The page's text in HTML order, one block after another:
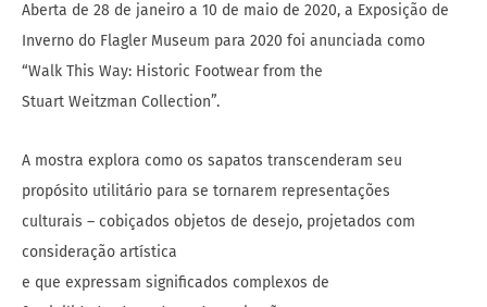
Aberta de 28 de janeiro a 10 de maio de 2020, a Exposição de
Inverno do Flagler Museum para 2020 foi anunciada como
“Walk This Way: Historic Footwear from the
Stuart Weitzman Collection”.
A mostra explora como os sapatos transcenderam seu
propósito utilitário para se tornarem representações
culturais – cobiçados objetos de desejo, projetados com
consideração artística
e que expressam significados complexos de